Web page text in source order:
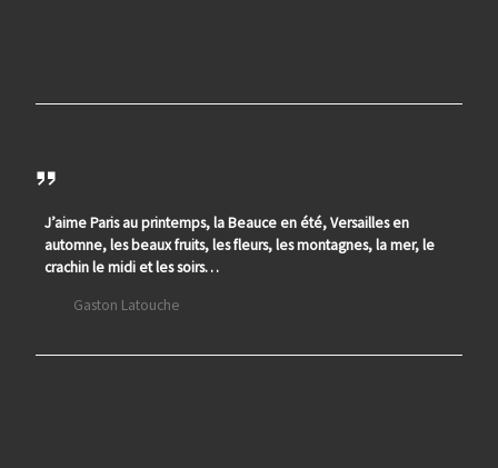
J’aime Paris au printemps, la Beauce en été, Versailles en
automne, les beaux fruits, les fleurs, les montagnes, la mer, le
crachin le midi et les soirs…
Gaston Latouche